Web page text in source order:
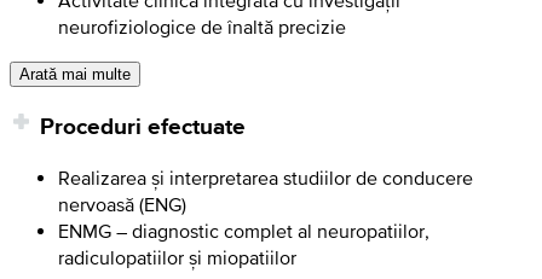
neurofiziologice de înaltă precizie
Arată mai multe
Proceduri efectuate
Realizarea și interpretarea studiilor de conducere
nervoasă (ENG)
ENMG – diagnostic complet al neuropatiilor,
radiculopatiilor și miopatiilor